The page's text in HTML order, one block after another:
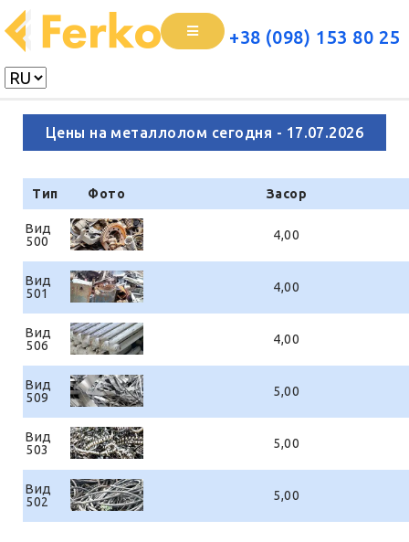
+38 (098) 153 80 25
Цены на металлолом сегодня - 17.07.2026
Тип Фото Засор
Вид
500
4,00
Вид
501
4,00
Вид
506
4,00
Вид
509
5,00
Вид
503
5,00
Вид
502
5,00